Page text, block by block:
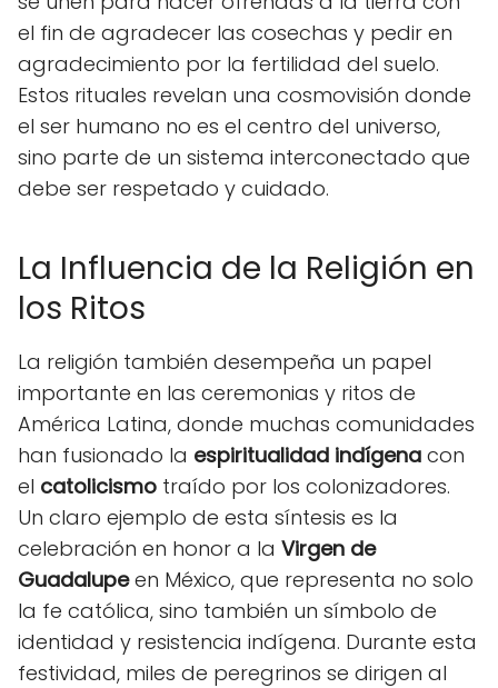
el fin de agradecer las cosechas y pedir en
agradecimiento por la fertilidad del suelo.
Estos rituales revelan una cosmovisión donde
el ser humano no es el centro del universo,
sino parte de un sistema interconectado que
debe ser respetado y cuidado.
La Influencia de la Religión en
los Ritos
La religión también desempeña un papel
importante en las ceremonias y ritos de
América Latina, donde muchas comunidades
han fusionado la espiritualidad indígena con
el catolicismo traído por los colonizadores.
Un claro ejemplo de esta síntesis es la
celebración en honor a la Virgen de
Guadalupeen México, que representa no solo
la fe católica, sino también un símbolo de
identidad y resistencia indígena. Durante esta
festividad, miles de peregrinos se dirigen al